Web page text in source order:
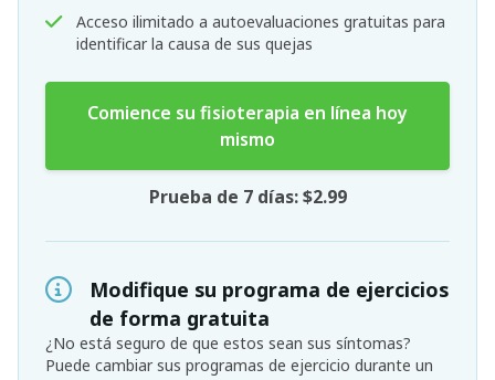
Acceso ilimitado a autoevaluaciones gratuitas para
identificar la causa de sus quejas
Comience su fisioterapia en línea hoy
mismo
Prueba de 7 días: $2.99
Modifique su programa de ejercicios
de forma gratuita
¿No está seguro de que estos sean sus síntomas?
Puede cambiar sus programas de ejercicio durante un